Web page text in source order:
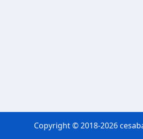
Copyright © 2018-2026